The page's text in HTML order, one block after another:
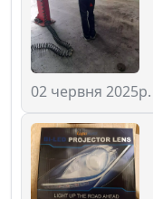
02 червня 2025р.